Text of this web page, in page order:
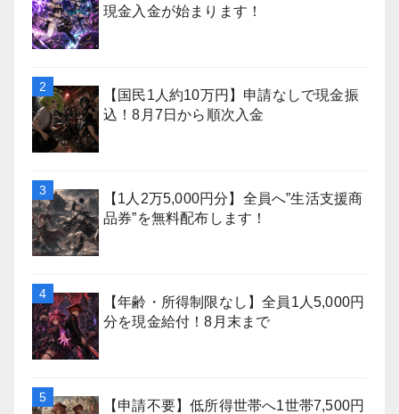
現金入金が始まります！
【国民1人約10万円】申請なしで現金振
込！8月7日から順次入金
【1人2万5,000円分】全員へ”生活支援商
品券”を無料配布します！
【年齢・所得制限なし】全員1人5,000円
分を現金給付！8月末まで
【申請不要】低所得世帯へ1世帯7,500円